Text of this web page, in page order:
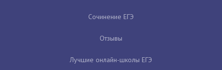
Сочинение ЕГЭ
Отзывы
Лучшие онлайн-школы ЕГЭ